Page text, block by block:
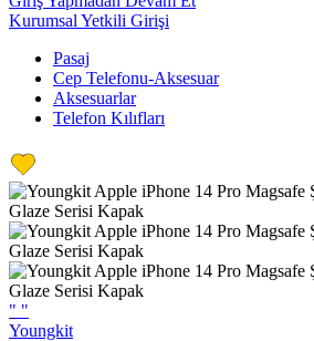
Kurumsal Yetkili Girişi
Pasaj
Cep Telefonu-Aksesuar
Aksesuarlar
Telefon Kılıfları
" "
Youngkit